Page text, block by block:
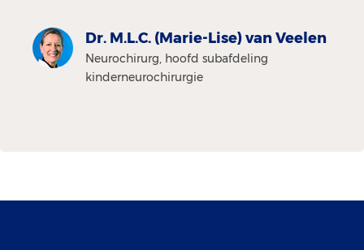
Dr. M.L.C. (Marie-Lise) van Veelen
Neurochirurg, hoofd subafdeling
kinderneurochirurgie